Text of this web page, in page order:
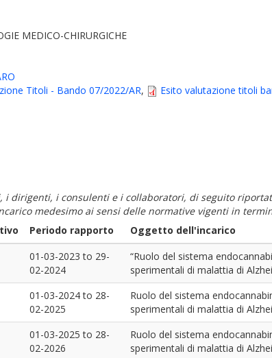
MEDICO-CHIRURGICHE
Titoli - Bando 07/2022/AR, Esito valutazione titoli
i consulenti e i collaboratori, di seguito
medesimo ai sensi delle normative vigenti in
Periodo rapporto Oggetto dell'incarico
01-03-2023 to 29-
02-2024
“Ruolo del sistema
sperimentali di malattia di
01-03-2024to 28-
02-2025
Ruolo del sistema
sperimentali di malattia di
01-03-2025 to 28-
02-2026
Ruolo del sistema
sperimentali di malattia di